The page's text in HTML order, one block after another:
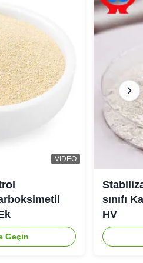
VIDEO
Geçin
sınıfı
HV